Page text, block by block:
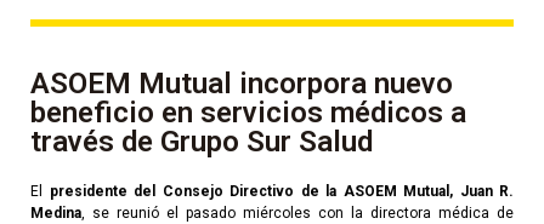
ASOEM Mutual incorpora nuevo
beneficio en servicios médicos a
través de Grupo Sur Salud
El
presidente del Consejo Directivo de la ASOEM Mutual, Juan R.
Medina, se reunió el pasado miércoles con la directora médica de